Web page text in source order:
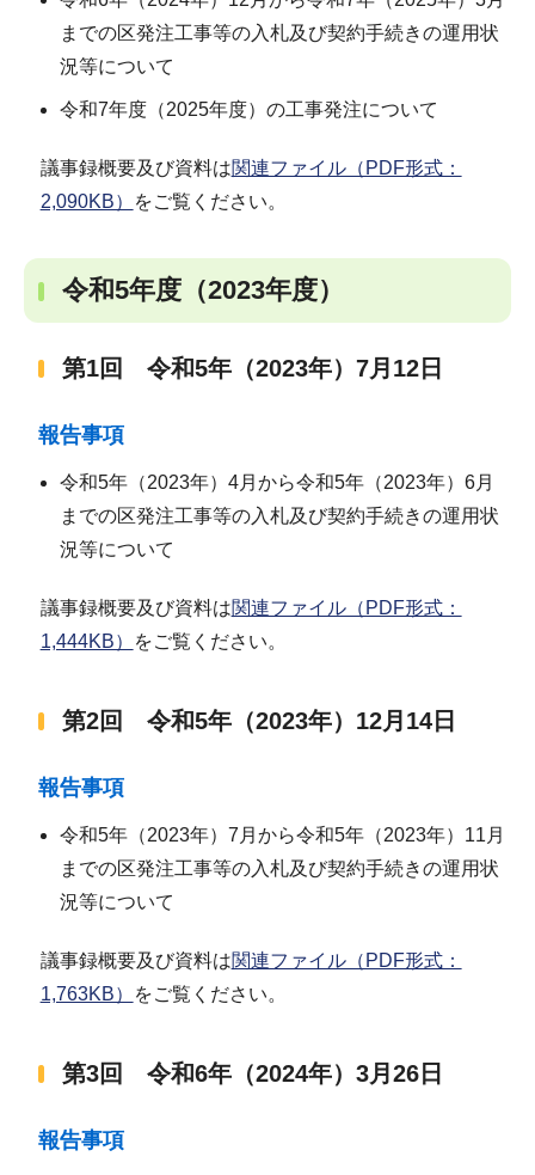
までの区発注工事等の入札及び契約手続きの運用状
況等について
令和7年度（2025年度）の工事発注について
議事録概要及び資料は関連ファイル（PDF形式：
2,090KB）
をご覧ください。
令和5年度（2023年度）
第1回 令和5年（2023年）7月12日
報告事項
令和5年（2023年）4月から令和5年（2023年）6月
までの区発注工事等の入札及び契約手続きの運用状
況等について
議事録概要及び資料は関連ファイル（PDF形式：
1,444KB）
をご覧ください。
第2回 令和5年（2023年）12月14日
報告事項
令和5年（2023年）7月から令和5年（2023年）11月
までの区発注工事等の入札及び契約手続きの運用状
況等について
議事録概要及び資料は関連ファイル（PDF形式：
1,763KB）
をご覧ください。
第3回 令和6年（2024年）3月26日
報告事項